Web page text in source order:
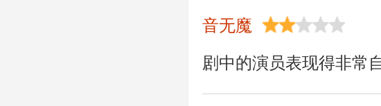
音无魔
剧中的演员表现得非常